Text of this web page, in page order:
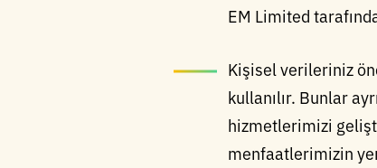
EM Limited
Kişisel verileriniz
kullanılır. Bunlar
hizmetlerimizi
menfaatlerimizin